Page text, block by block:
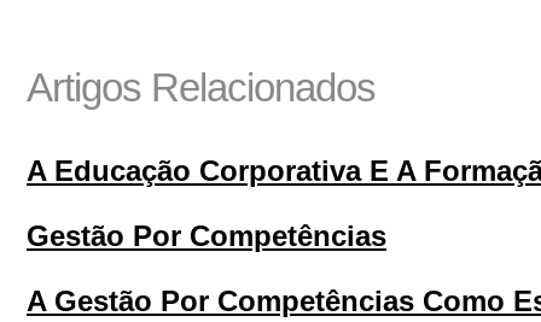
Artigos Relacionados
A Educação Corporativa E A
Gestão Por Competências
A Gestão Por Competências Como